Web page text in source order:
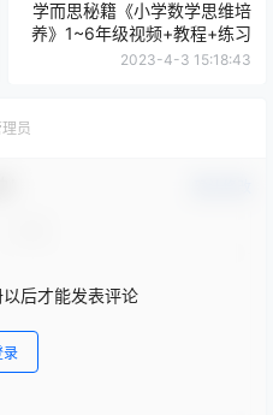
学而思秘籍《小学数学思维培
养》1~6年级视频+教程+练习
2023-4-3 15:18:43
员
后才能发表评论
录